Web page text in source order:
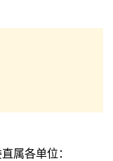
属各单位：